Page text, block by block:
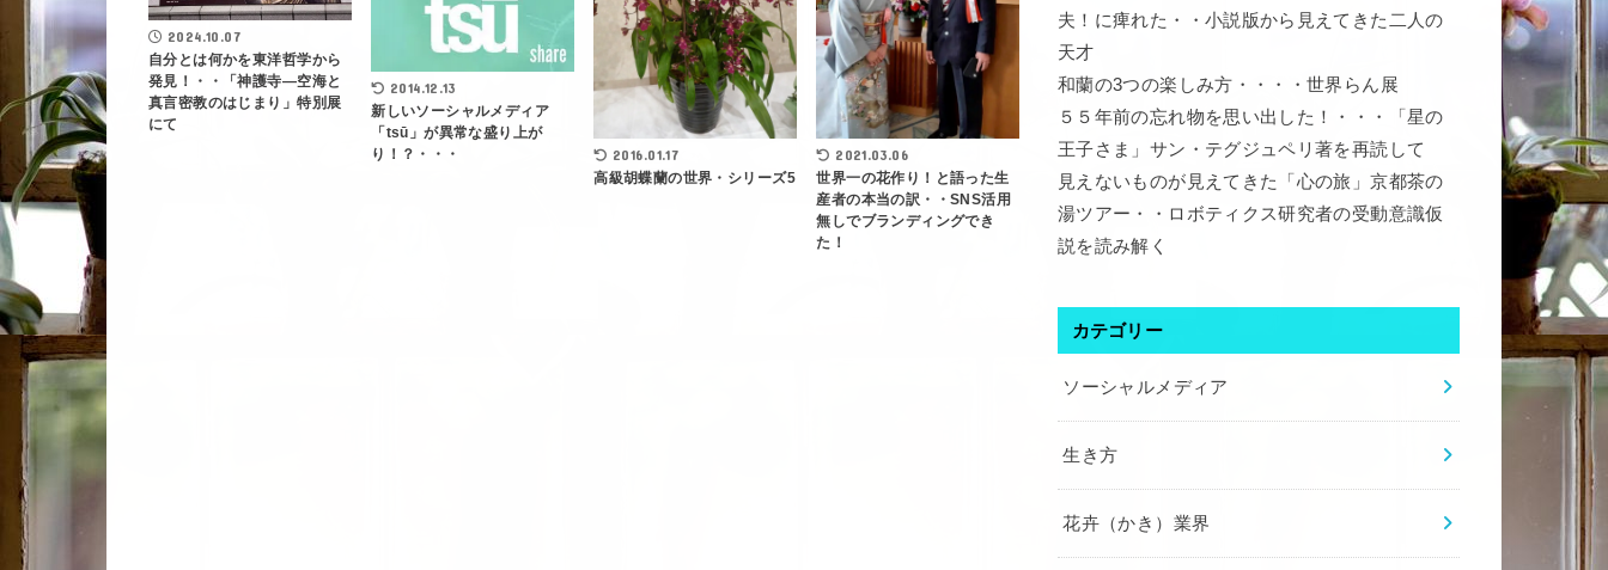
2024.10.07
自分とは何かを東洋哲学から
発見！・・「神護寺―空海と
真言密教のはじまり」特別展
にて
2014.12.13
新しいソーシャルメディア
「tsū」が異常な盛り上が
り！？・・・
2016.01.17
高級胡蝶蘭の世界・シリーズ5
2021.03.06
世界一の花作り！と語った生
産者の本当の訳・・SNS活用
無しでブランディングでき
た！
夫！に痺れた・・小説版から見えてきた二人の
天才
和蘭の3つの楽しみ方・・・・世界らん展
５５年前の忘れ物を思い出した！・・・「星の
王子さま」サン・テグジュペリ著を再読して
見えないものが見えてきた「心の旅」京都茶の
湯ツアー・・ロボティクス研究者の受動意識仮
説を読み解く
カテゴリー
ソーシャルメディア
生き方
花卉（かき）業界